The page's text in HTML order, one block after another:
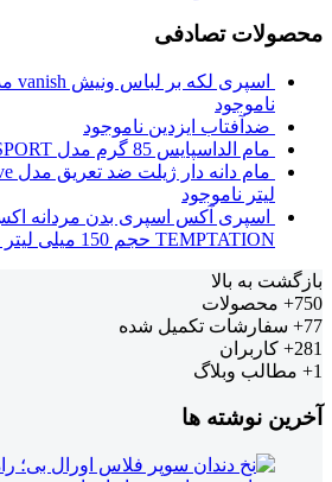
محصولات تصادفی
اسپری لکه بر لباس ونیش vanish مدل OXI ACTION
ناموجود
ضدآفتاب ایزدین ناموجود
مام الداسپایس 85 گرم مدل PURE SPORT
لیتر ناموجود
TEMPTATION حجم 150 میلی لیتر
بازگشت به بالا
750+
محصولات
77+
سفارشات تکمیل شده
281+
کاربران
1+
مطالب وبلاگ
آخرین نوشته ها